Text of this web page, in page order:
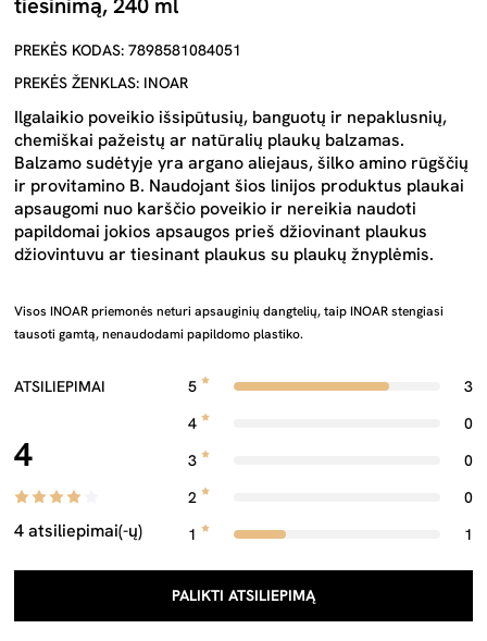
PREKĖS KODAS: 7898581084051
PREKĖS ŽENKLAS: INOAR
Ilgalaikio poveikio išsipūtusių, banguotų ir nepaklusnių,
chemiškai pažeistų ar natūralių plaukų balzamas.
Balzamo sudėtyje yra argano aliejaus, šilko amino rūgščių
ir provitamino B. Naudojant šios linijos produktus plaukai
apsaugomi nuo karščio poveikio ir nereikia naudoti
papildomai jokios apsaugos prieš džiovinant plaukus
džiovintuvu ar tiesinant plaukus su plaukų žnyplėmis.
Visos INOAR priemonės neturi apsauginių dangtelių, taip INOAR stengiasi
tausoti gamtą, nenaudodami papildomo plastiko.
ATSILIEPIMAI
4
4 atsiliepimai(-ų)
5
3
4
0
3
0
2
0
1
1
PALIKTI ATSILIEPIMĄ